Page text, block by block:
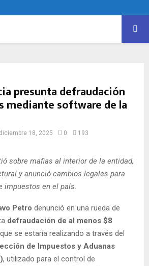
presunta defraudación
mediante software de la
diciembre 18, 2025 0 193
sobre mafias al interior de la entidad,
y anunció cambios legales para
impuestos en el país.
Petro denunció en una rueda de
defraudación de al menos $8
se estaría realizando a través del
de Impuestos y Aduanas
, utilizado para el control de